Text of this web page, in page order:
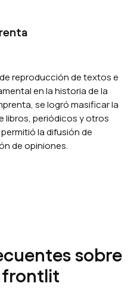
reproducción de textos e
en la historia de la
se logró masificar la
libros, periódicos y otros
la difusión de
de opiniones.
imprimir rápidamente
Esto significó una
de la comunicación, ya
sobre
frontlit